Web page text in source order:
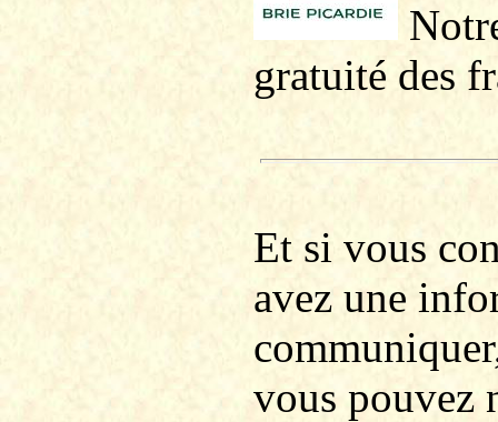
gratuité des
Et si vous
avez une
vous pouvez